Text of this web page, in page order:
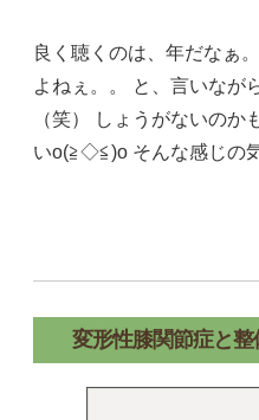
良く聴くのは、年だなぁ
よねぇ。。 と、言いなが
（笑） しょうがないのか
いo(≧◇≦)o そんな感じの
変形性膝関節症と